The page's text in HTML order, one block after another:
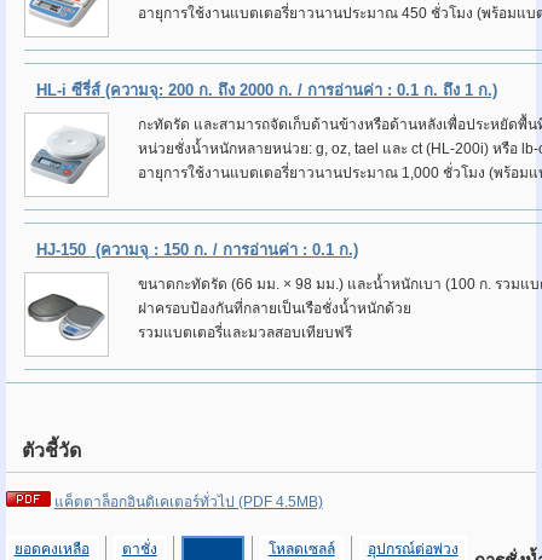
อายุการใช้งานแบตเตอรี่ยาวนานประมาณ 450 ชั่วโมง (พร้อมแบ
HL-i ซีรี่ส์(ความจุ: 200 ก. ถึง 2000 ก. / การอ่านค่า : 0.1 ก. ถึง 1 ก.)
กะทัดรัด และสามารถจัดเก็บด้านข้างหรือด้านหลังเพื่อประหยัดพื้น
หน่วยชั่งน้ำหนักหลายหน่วย: g, oz, tael และ ct (HL-200i) หรือ lb-
อายุการใช้งานแบตเตอรี่ยาวนานประมาณ 1,000 ชั่วโมง (พร้อม
HJ-150 (ความจุ : 150 ก. / การอ่านค่า : 0.1 ก.)
ขนาดกะทัดรัด (66 มม. × 98 มม.) และน้ำหนักเบา (100 ก. รวมแบ
ฝาครอบป้องกันที่กลายเป็นเรือชั่งน้ำหนักด้วย
รวมแบตเตอรี่และมวลสอบเทียบฟรี
ตัวชี้วัด
แค็ตตาล็อกอินดิเคเตอร์ทั่วไป (PDF 4.5MB)
ยอดคงเหลือ ตาชั่ง โหลดเซลล์ อุปกรณ์ต่อพ่วง